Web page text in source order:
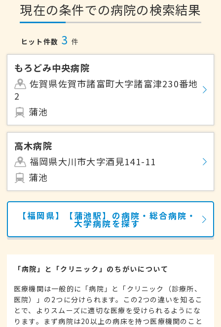
現在の条件での病院の検索結果
ヒット件数 3 件
もろどみ中央病院
佐賀県佐賀市諸富町大字諸富津230番地
2
蒲池
高木病院
福岡県大川市大字酒見141-11
蒲池
【福岡県】【蒲池駅】の病院・総合病院・
大学病院を探す
「病院」と「クリニック」のちがいについて
医療機関は一般的に「病院」と「クリニック（診療所、
医院）」の2つに分けられます。この2つの違いを知るこ
とで、よりスムーズに適切な医療を受けられるようにな
ります。まず病院は20以上の病床を持つ医療機関のこと